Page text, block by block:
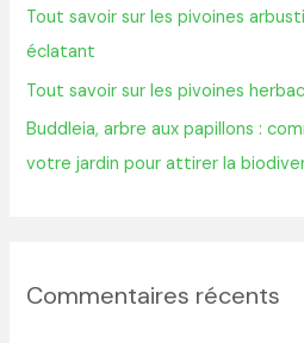
:
Tout savoir sur les pivoines
éclatant
Tout savoir sur les pivoines
Buddleia, arbre aux papillons :
votre jardin pour attirer la
Commentaires récents